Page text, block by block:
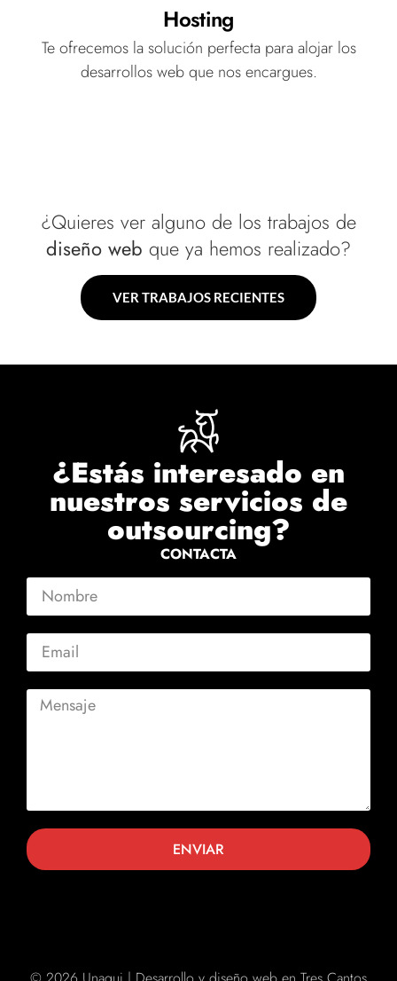
Hosting
Te ofrecemos la solución perfecta para alojar los
desarrollos web que nos encargues.
¿Quieres ver alguno de los trabajos de
diseño web que ya hemos realizado?
VER TRABAJOS RECIENTES
¿Estás interesado en
nuestros servicios de
outsourcing?
CONTACTA
ENVIAR